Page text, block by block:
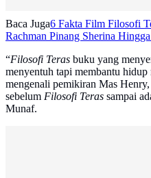
Baca Juga6 Fakta Film Filosofi
Rachman Pinang Sherina
“Filosofi Teras buku yang
menyentuh tapi membantu
mengenali pemikiran Mas
sebelum Filosofi Teras sampai
Munaf.